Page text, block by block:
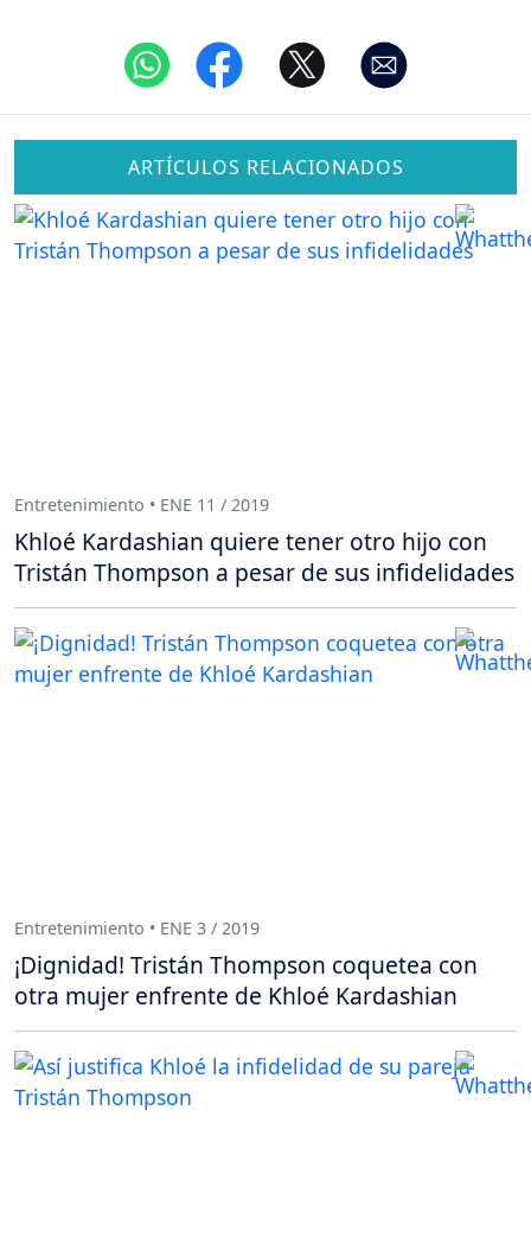
ARTÍCULOS RELACIONADOS
Entretenimiento • ENE 11 / 2019
Khloé Kardashian quiere tener otro hijo con
Tristán Thompson a pesar de sus infidelidades
Entretenimiento • ENE 3 / 2019
¡Dignidad! Tristán Thompson coquetea con
otra mujer enfrente de Khloé Kardashian